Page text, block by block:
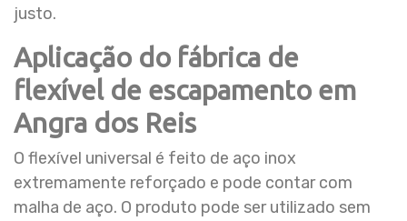
justo.
Aplicação do fábrica de
flexível de escapamento em
Angra dos Reis
O flexível universal é feito de aço inox
extremamente reforçado e pode contar com
malha de aço. O produto pode ser utilizado sem